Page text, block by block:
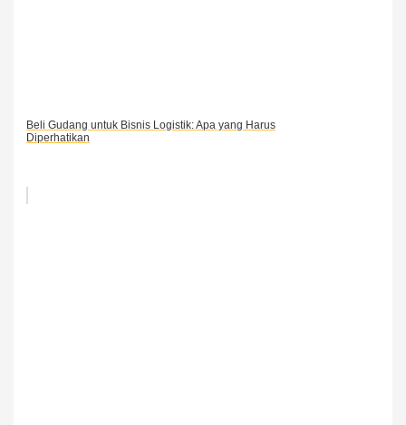
Beli Gudang untuk Bisnis Logistik: Apa yang Harus
Diperhatikan